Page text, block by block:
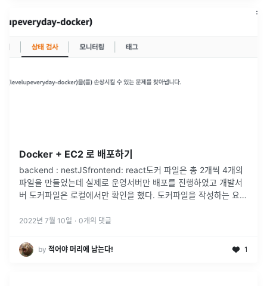
Docker + EC2 로 배포하기
backend : nestJSfrontend: react도커 파일은 총 2개씩 4개의
파일을 만들었는데 실제로 운영서버만 배포를 진행하였고 개발서
버 도커파일은 로컬에서만 확인을 했다. 도커파일을 작성하는 요령
2022년 7월 10일 · 0개의 댓글
by 적어야 머리에 남는다! 1